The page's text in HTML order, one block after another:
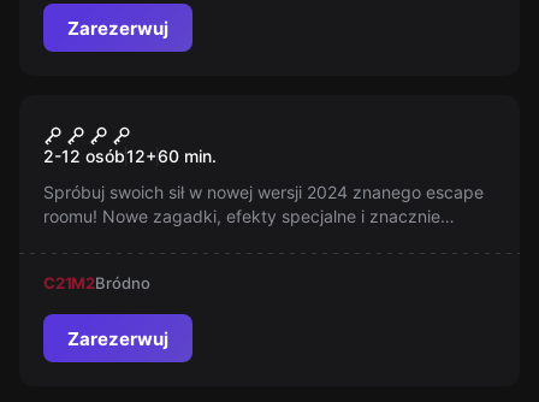
Zarezerwuj
Plan na Włam
2-12 osób12+60 min.
Spróbuj swoich sił w nowej wersji 2024 znanego escape
roomu! Nowe zagadki, efekty specjalne i znacznie
ale również z innymi drużynami!
C21M2Bródno
Zarezerwuj